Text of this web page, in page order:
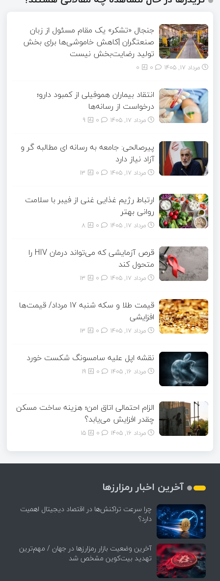
جنجال «تشکر» یک مقام مسئول از زبان
صنعتگران |کاهش خاموشی‌ها برای بخش
تولید رضایت‌بخش نیست
مرداد ۱۷, ۱۴۰۵ 0
انتقاد بیماران هموفیلی از کمبود دارو؛
درخواست از رسانه‌ها
مرداد ۱۷, ۱۴۰۵ 9
پیرصالحی: جامعه به رسانه ای مطالبه گر و
آزاد نیاز دارد
مرداد ۱۷, ۱۴۰۵ 13
ارتباط رژیم غذایی غنی از فیبر با سلامت
روانی بهتر
مرداد ۱۷, ۱۴۰۵ 8
قرص آزمایشی که می‌تواند درمان HIV را
متحول کند
مرداد ۱۷, ۱۴۰۵ 13
قیمت طلا و سکه شنبه 17 مرداد/ قیمت‌ها
افزایشی
مرداد ۱۷, ۱۴۰۵ 13
نقشه اپل علیه سامسونگ شکست خورد
مرداد ۱۶, ۱۴۰۵ 19
الزام احتمالی اتاق امن؛ هزینه ساخت مسکن
چقدر افزایش می‌یابد؟
مرداد ۱۶, ۱۴۰۵ 15
آخرین اخبار رمزارزها
چرا سرعت تراکنش‌ها در اقتصاد دیجیتال اهمیت
دارد؟
آخرین وضعیت بازار رمزارزها در جهان / مهم‌ترین
تهدید بیت‌کوین مشخص شد